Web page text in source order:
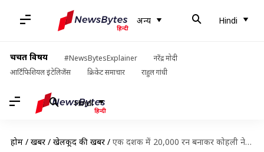
अन्य Hindi
चर्चित विषय #NewsBytesExplainer
नरेंद्र मोदी
आर्टिफिशियल इंटेलिजेंस
क्रिकेट समाचार राहुल गांधी
Hindi
होम / खबरें / खेलकूद की खबरें / एक दशक में 20,000 रन बनाकर कोहली ने रचा इतिहास, जानें रन मशीन के 'विराट' रिकॉर्ड